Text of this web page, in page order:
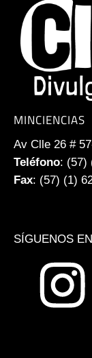
MINCIENCIAS
Av Clle 26 #
Teléfono: (57)
Fax: (57) (1)
SÍGUENOS